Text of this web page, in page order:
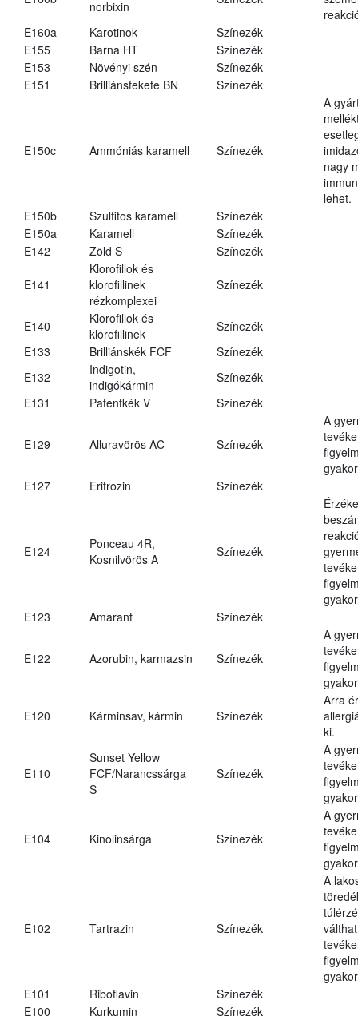
norbixin
E160a
Karotinok
Színezék
E155
Barna HT
Színezék
E153
Növényi szén
Színezék
E151
Brilliánsfekete BN Színezék
E150c Ammóniás karamell Színezék
A
nagy
lehet.
E150b
Szulfitos karamell
Színezék
E150a
Karamell
Színezék
E142
Zöld S Színezék
E141
Klorofillok és
klorofillinek
rézkomplexei
Színezék
E140
Klorofillok és
klorofillinek
Színezék
E133
Brilliánskék FCF
Színezék
E132
Indigotin,
indigókármin
Színezék
E131
Patentkék V Színezék
E129 Alluravörös AC Színezék
A
E127
Eritrozin Színezék
E124
Ponceau 4R,
Kosnilvörös A
Színezék
E123
Amarant Színezék
E122 Azorubin, karmazsin Színezék
A
E120 Kárminsav, kármin Színezék
Arra
ki.
E110
Sunset Yellow
FCF/Narancssárga
S
Színezék
A
E104 Kinolinsárga Színezék
A
E102 Tartrazin Színezék
A
E101
Riboflavin
Színezék
E100
Kurkumin Színezék